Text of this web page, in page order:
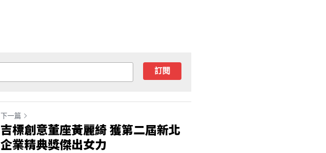
訂閱
下一篇
吉標創意董座黃麗綺 獲第二屆新北
企業精典獎傑出女力